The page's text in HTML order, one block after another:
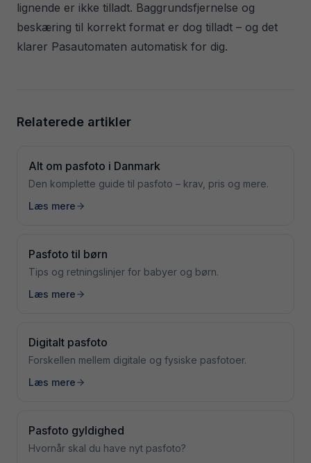
lignende er ikke tilladt. Baggrundsfjernelse og
beskæring til korrekt format er dog tilladt – og det
klarer Pasautomaten automatisk for dig.
Relaterede artikler
Alt om pasfoto i Danmark
Den komplette guide til pasfoto – krav, pris og mere.
Læs mere
Pasfoto til børn
Tips og retningslinjer for babyer og børn.
Læs mere
Digitalt pasfoto
Forskellen mellem digitale og fysiske pasfotoer.
Læs mere
Pasfoto gyldighed
Hvornår skal du have nyt pasfoto?